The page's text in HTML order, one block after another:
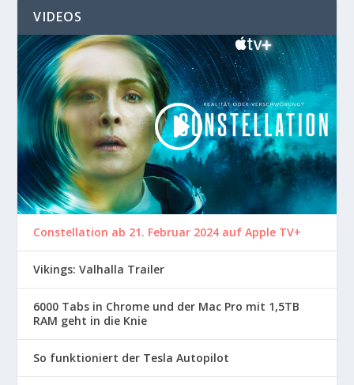
VIDEOS
Constellation ab 21. Februar 2024 auf Apple TV+
Vikings: Valhalla Trailer
6000 Tabs in Chrome und der Mac Pro mit 1,5TB
RAM geht in die Knie
So funktioniert der Tesla Autopilot